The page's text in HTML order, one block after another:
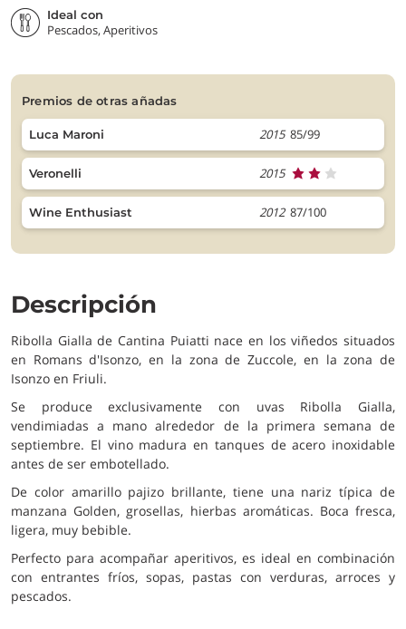
Ideal con
Pescados, Aperitivos
premios de otras añadas
Luca Maroni 2015 85/99
Veronelli 2015
Wine Enthusiast 2012 87/100
Descripción
Ribolla Gialla de Cantina Puiatti nace en los viñedos situados
en Romans d'Isonzo, en la zona de Zuccole, en la zona de
Isonzo en Friuli.
Se produce exclusivamente con uvas Ribolla Gialla,
vendimiadas a mano alrededor de la primera semana de
septiembre. El vino madura en tanques de acero inoxidable
antes de ser embotellado.
De color amarillo pajizo brillante, tiene una nariz típica de
manzana Golden, grosellas, hierbas aromáticas. Boca fresca,
ligera, muy bebible.
Perfecto para acompañar aperitivos, es ideal en combinación
con entrantes fríos, sopas, pastas con verduras, arroces y
pescados.